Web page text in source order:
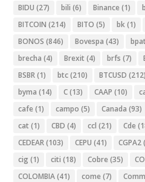
BIDU (27) bili (6) Binance (1)
BITCOIN (214) BITO (5) bk(1)
BONOS (846) Bovespa (43) bpat
brecha (4) Brexit (4) brfs (7)
BSBR(1) btc(210) BTCUSD (212)
byma (14) C(13) CAAP (10)
cafe (1) campo (5) Canada (93)
cat (1) CBD (4) ccl (21) Cde
CEDEAR(103) CEPU (41) CGPA2
cig (1) citi (18) Cobre (35)
COLOMBIA(41) come (7)